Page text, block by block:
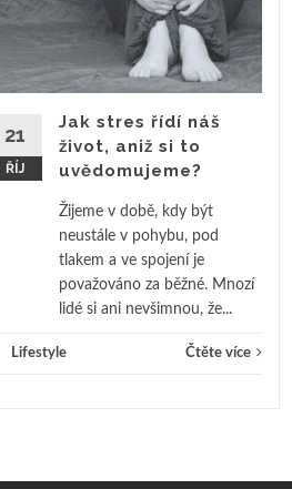
21
ŘÍJ
Jak stres řídí náš
život, aniž si to
uvědomujeme?
Žijeme v době, kdy být
neustále v pohybu, pod
tlakem a ve spojení je
považováno za běžné. Mnozí
lidé si ani nevšimnou, že...
Lifestyle Čtěte více